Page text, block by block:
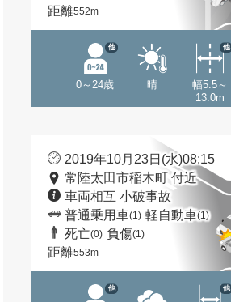
距離552m
0～24歳
他
晴
幅5.5～
13.0m
他
2019年10月23日(水)08:15
常陸太田市稲木町 付近
車両相互 小破事故
普通乗用車(1) 軽自動車(1)
死亡(0) 負傷(1)
距離553m
他 他